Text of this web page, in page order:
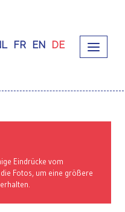
FR EN DE
Eindrücke vom
Fotos, um eine größere